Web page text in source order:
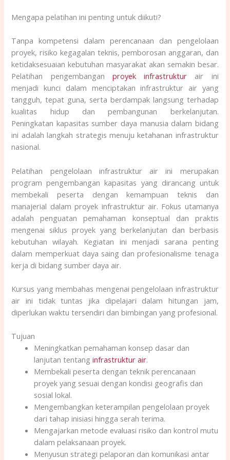
Mengapa pelatihan ini penting untuk diikuti?
Tanpa kompetensi dalam perencanaan dan pengelolaan
proyek, risiko kegagalan teknis, pemborosan anggaran, dan
ketidaksesuaian kebutuhan masyarakat akan semakin besar.
Pelatihan pengembangan proyek infrastruktur air ini
menjadi kunci dalam menciptakan infrastruktur air yang
tangguh, tepat guna, serta berdampak langsung terhadap
kualitas hidup dan pembangunan berkelanjutan.
Peningkatan kapasitas sumber daya manusia dalam bidang
ini adalah langkah strategis menuju ketahanan infrastruktur
nasional.
Pelatihan pengelolaan infrastruktur air
ini merupakan
program pengembangan kapasitas yang dirancang untuk
membekali peserta dengan kemampuan teknis dan
manajerial dalam proyek infrastruktur air. Fokus utamanya
adalah penguatan pemahaman konseptual dan praktis
mengenai siklus proyek yang berkelanjutan dan berbasis
kebutuhan wilayah. Kegiatan ini menjadi sarana penting
dalam memperkuat daya saing dan profesionalisme tenaga
kerja di bidang sumber daya air.
Kursus yang membahas mengenai pengelolaan infrastruktur
airini tidak tuntas jika dipelajari dalam hitungan jam,
diperlukan waktu tersendiri dan bimbingan yang profesional.
Tujuan
Meningkatkan pemahaman konsep dasar dan
lanjutan tentanginfrastruktur air.
Membekali peserta dengan teknik perencanaan
proyek yang sesuai dengan kondisi geografis dan
sosial lokal.
Mengembangkan keterampilan pengelolaan proyek
dari tahap inisiasi hingga serah terima.
Mengajarkan metode evaluasi risiko dan kontrol mutu
dalam pelaksanaan proyek.
Menyusun strategi pelaporan dan komunikasi antar